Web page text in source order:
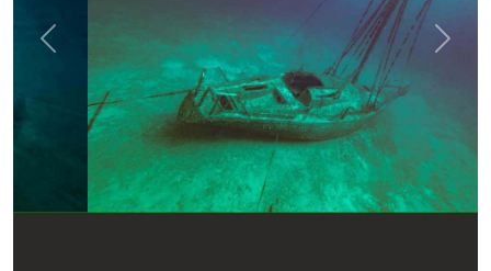
Previous Next